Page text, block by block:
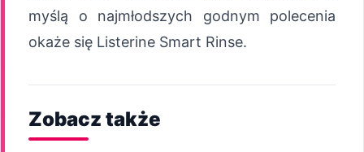
myślą o najmłodszych godnym polecenia
okaże się Listerine Smart Rinse.
Zobacz także